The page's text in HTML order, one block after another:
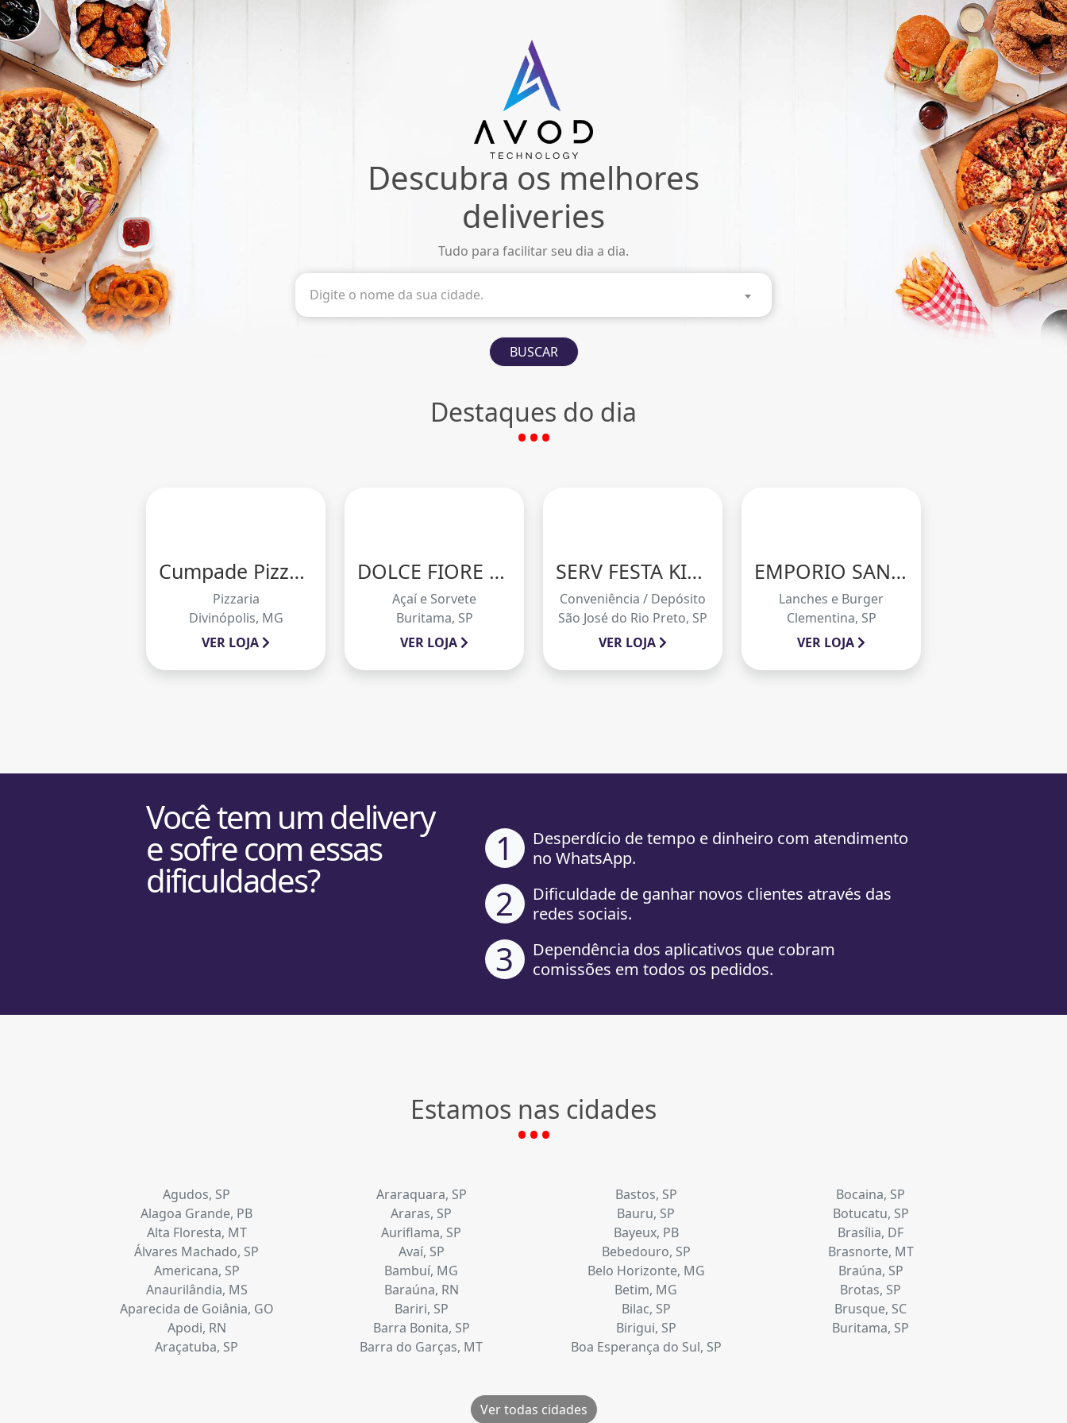
Descubra os melhores
deliveries
Tudo para facilitar seu dia a dia.
Digite o nome da sua cidade.
BUSCAR
Destaques do dia
Cumpade Pizzaria
Pizzaria
Divinópolis, MG
VER LOJA
DOLCE FIORE SORVETE ARTESANAL
Açaí e Sorvete
Buritama, SP
VER LOJA
SERV FESTA KIT CHURRASCO
Conveniência / Depósito
São José do Rio Preto, SP
VER LOJA
EMPORIO SANTY
Lanches e Burger
Clementina, SP
VER LOJA
Você tem um delivery
e sofre com essas
dificuldades?
1
Desperdício de tempo e dinheiro com atendimento
no WhatsApp.
2
Dificuldade de ganhar novos clientes através das
redes sociais.
3
Dependência dos aplicativos que cobram
comissões em todos os pedidos.
Estamos nas cidades
Agudos, SP
Alagoa Grande, PB
Alta Floresta, MT
Álvares Machado, SP
Americana, SP
Anaurilândia, MS
Aparecida de Goiânia, GO
Apodi, RN
Araçatuba, SP
Araraquara, SP
Araras, SP
Auriflama, SP
Avaí, SP
Bambuí, MG
Baraúna, RN
Bariri, SP
Barra Bonita, SP
Barra do Garças, MT
Bastos, SP
Bauru, SP
Bayeux, PB
Bebedouro, SP
Belo Horizonte, MG
Betim, MG
Bilac, SP
Birigui, SP
Boa Esperança do Sul, SP
Bocaina, SP
Botucatu, SP
Brasília, DF
Brasnorte, MT
Braúna, SP
Brotas, SP
Brusque, SC
Buritama, SP
Ver todas cidades